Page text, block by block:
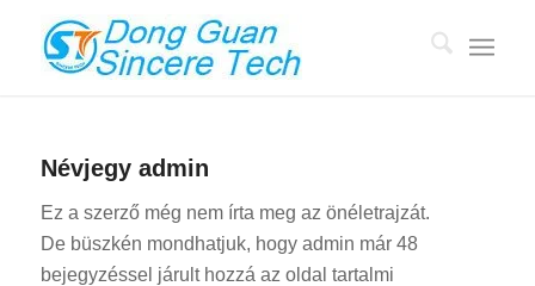
Névjegy admin
Ez a szerző még nem írta meg az önéletrajzát.
De büszkén mondhatjuk, hogy admin már 48
bejegyzéssel járult hozzá az oldal tartalmi